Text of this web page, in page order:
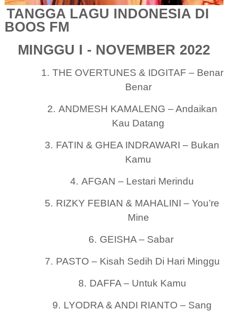
TANGGA LAGU INDONESIA DI
BOOS FM
MINGGU I - NOVEMBER 2022
1. THE OVERTUNES & IDGITAF – Benar
Benar
2. ANDMESH KAMALENG – Andaikan
Kau Datang
3. FATIN & GHEA INDRAWARI – Bukan
Kamu
4. AFGAN – Lestari Merindu
5. RIZKY FEBIAN & MAHALINI – You’re
Mine
6. GEISHA – Sabar
7. PASTO – Kisah Sedih Di Hari Minggu
8. DAFFA – Untuk Kamu
9. LYODRA & ANDI RIANTO – Sang